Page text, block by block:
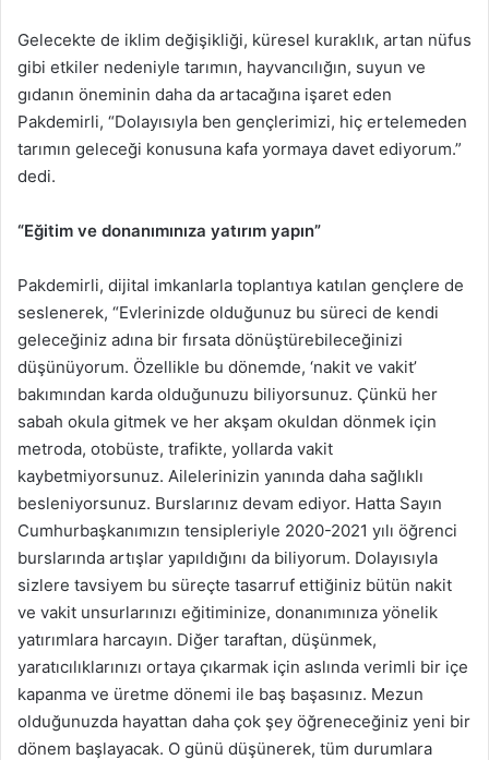
Gelecekte de iklim değişikliği, küresel kuraklık, artan nüfus
gibi etkiler nedeniyle tarımın, hayvancılığın, suyun ve
gıdanın öneminin daha da artacağına işaret eden
Pakdemirli, “Dolayısıyla ben gençlerimizi, hiç ertelemeden
tarımın geleceği konusuna kafa yormaya davet ediyorum.”
dedi.
“Eğitim ve donanımınıza yatırım yapın”
Pakdemirli, dijital imkanlarla toplantıya katılan gençlere de
seslenerek, “Evlerinizde olduğunuz bu süreci de kendi
geleceğiniz adına bir fırsata dönüştürebileceğinizi
düşünüyorum. Özellikle bu dönemde, ‘nakit ve vakit’
bakımından karda olduğunuzu biliyorsunuz. Çünkü her
sabah okula gitmek ve her akşam okuldan dönmek için
metroda, otobüste, trafikte, yollarda vakit
kaybetmiyorsunuz. Ailelerinizin yanında daha sağlıklı
besleniyorsunuz. Burslarınız devam ediyor. Hatta Sayın
Cumhurbaşkanımızın tensipleriyle 2020-2021 yılı öğrenci
burslarında artışlar yapıldığını da biliyorum. Dolayısıyla
sizlere tavsiyem bu süreçte tasarruf ettiğiniz bütün nakit
ve vakit unsurlarınızı eğitiminize, donanımınıza yönelik
yatırımlara harcayın. Diğer taraftan, düşünmek,
yaratıcılıklarınızı ortaya çıkarmak için aslında verimli bir içe
kapanma ve üretme dönemi ile baş başasınız. Mezun
olduğunuzda hayattan daha çok şey öğreneceğiniz yeni bir
dönem başlayacak. O günü düşünerek, tüm durumlara